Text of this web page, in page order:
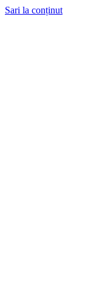
Sari la conținut